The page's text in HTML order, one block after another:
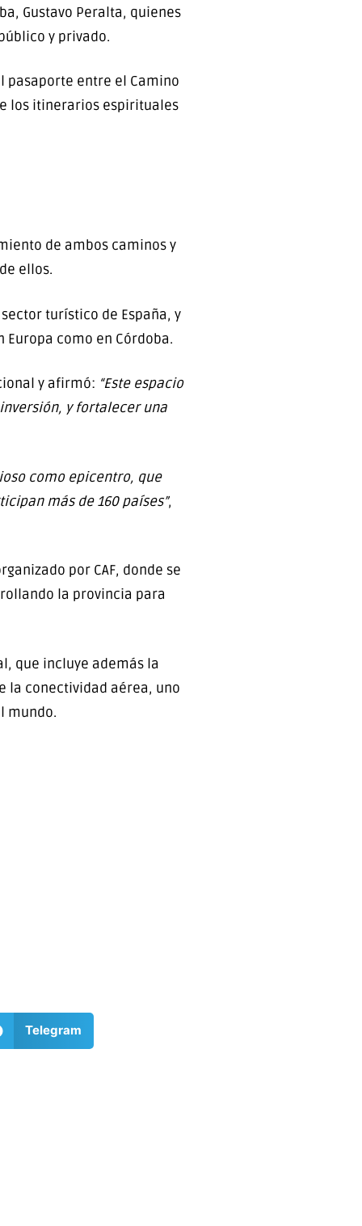
Gustavo Peralta, quienes
y privado.
pasaporte entre el Camino
los itinerarios espirituales
de ambos caminos y
ellos.
turístico de España, y
como en Córdoba.
y afirmó: “Este espacio
y fortalecer una
como epicentro, que
más de 160 países”,
por CAF, donde se
la provincia para
que incluye además la
la conectividad aérea, uno
mundo.
Telegram